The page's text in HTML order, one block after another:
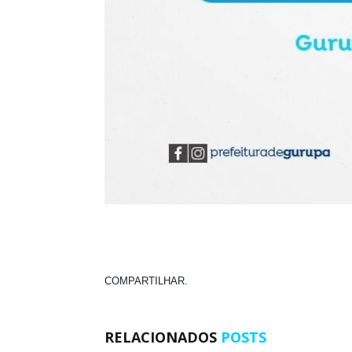
COMPARTILHAR.
RELACIONADOS POSTS